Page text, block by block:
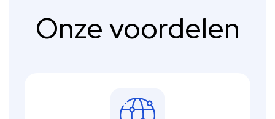
Onze voordelen